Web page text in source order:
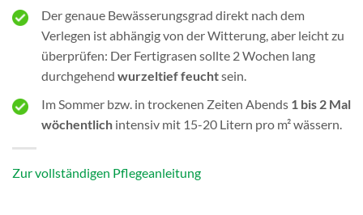
Der genaue Bewässerungsgrad direkt nach dem
Verlegen ist abhängig von der Witterung, aber leicht zu
überprüfen: Der Fertigrasen sollte 2 Wochen lang
durchgehend wurzeltief feuchtsein.
Im Sommer bzw. in trockenen Zeiten Abends 1 bis 2 Mal
wöchentlich intensiv mit 15-20 Litern pro m² wässern.
Zur vollständigen Pflegeanleitung